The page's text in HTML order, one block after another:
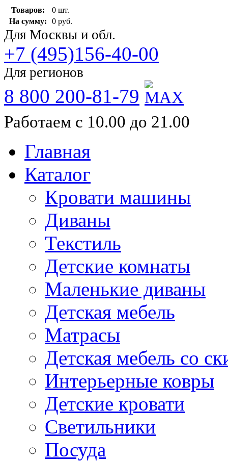
Товаров:
0 шт.
На сумму:
0 руб.
Для Москвы и обл.
+7 (495)156-40-00
Для регионов
8 800 200-81-79
Работаем с 10.00 до 21.00
Главная
Каталог
Кровати машины
Диваны
Текстиль
Детские комнаты
Маленькие диваны
Детская мебель
Матрасы
Детская мебель со
Интерьерные ковры
Детские кровати
Светильники
Посуда